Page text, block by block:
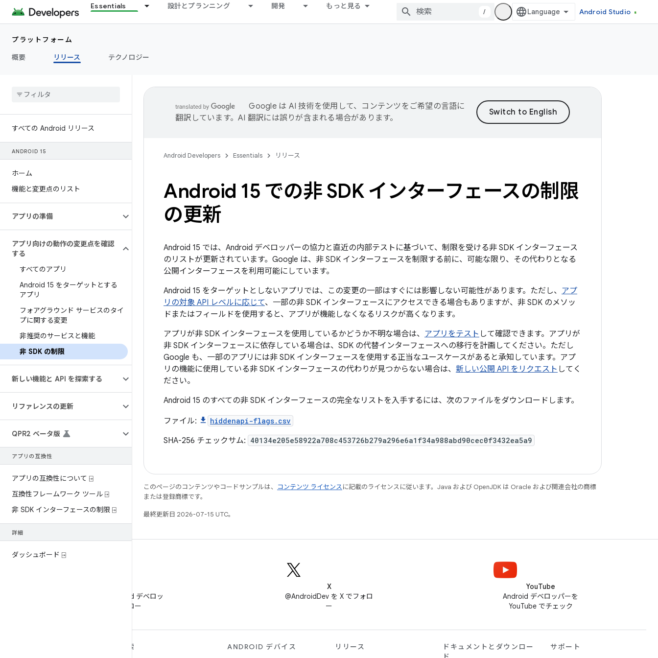
Essentials 設計とプランニング 開発 もっと見る
/ Android Studio
プラットフォーム
概要
リリース テクノロジー
すべての Android リリース
ANDROID 15
ホーム
機能と変更点のリスト
アプリの準備
アプリ向けの動作の変更点を確認
する
すべてのアプリ
Android 15 をターゲットとする
アプリ
フォアグラウンド サービスのタイ
プに関する変更
非推奨のサービスと機能
非 SDK の制限
新しい機能と API を探索する
リファレンスの更新
QPR2 ベータ版
アプリの互換性
アプリの互換性について ⍈
互換性フレームワーク ツール ⍈
非 SDK インターフェースの制限 ⍈
詳細
ダッシュボード ⍈
Google は AI 技術を使用して、コンテンツをご希望の言語に
翻訳しています。AI 翻訳には誤りが含まれる場合があります。
Android Developers Essentials リリース
Android 15 での非 SDK インターフェースの制限
の更新
Android 15 では、Android デベロッパーの協力と直近の内部テストに基づいて、制限を受ける非 SDK インターフェース
のリストが更新されています。Google は、非 SDK インターフェースを制限する前に、可能な限り、その代わりとなる
公開インターフェースを利用可能にしています。
Android 15 をターゲットとしないアプリでは、この変更の一部はすぐには影響しない可能性があります。ただし、 アプ
リの対象 API レベルに応じて、一部の非 SDK インターフェースにアクセスできる場合もありますが、非 SDK のメソッ
ドまたはフィールドを使用すると、アプリが機能しなくなるリスクが高くなります。
アプリが非 SDK インターフェースを使用しているかどうか不明な場合は、 アプリをテスト して確認できます。アプリが
非 SDK インターフェースに依存している場合は、SDK の代替インターフェースへの移行を計画してください。ただし
Google も、一部のアプリには非 SDK インターフェースを使用する正当なユースケースがあると承知しています。アプ
リの機能に使用している非 SDK インターフェースの代わりが見つからない場合は、 新しい公開 API をリクエスト してく
ださい。
Android 15 のすべての非 SDK インターフェースの完全なリストを入手するには、次のファイルをダウンロードします。
ファイル: hiddenapi-flags.csv
SHA-256 チェックサム: 40134e205e58922a708c453726b279a296e6a1f34a988abd90cec0f3432ea5a9
このページのコンテンツやコードサンプルは、 コンテンツ ライセンスに記載のライセンスに従います。Java および OpenJDK は Oracle および関連会社の商標
または登録商標です。
最終更新日 2026-07-15 UTC。
WeChat で Android デベロッ
パーをフォロー
X
@AndroidDev を X でフォロ
ー
YouTube
Android デベロッパーを
YouTube でチェック
探索 ANDROID デバイス リリース
ドキュメントとダウンロー
サポート